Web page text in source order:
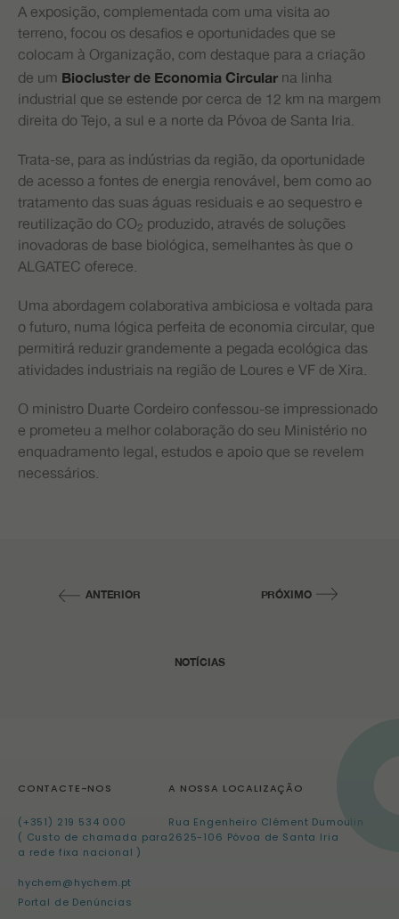
A exposição, complementada com uma visita ao
terreno, focou os desafios e oportunidades que se
colocam à Organização, com destaque para a criação
de um Biocluster de Economia Circular na linha
industrial que se estende por cerca de 12 km na margem
direita do Tejo, a sul e a norte da Póvoa de Santa Iria.
Trata-se, para as indústrias da região, da oportunidade
de acesso a fontes de energia renovável, bem como ao
tratamento das suas águas residuais e ao sequestro e
reutilização do CO2 produzido, através de soluções
inovadoras de base biológica, semelhantes às que o
ALGATEC oferece.
Uma abordagem colaborativa ambiciosa e voltada para
o futuro, numa lógica perfeita de economia circular, que
permitirá reduzir grandemente a pegada ecológica das
atividades industriais na região de Loures e VF de Xira.
O ministro Duarte Cordeiro confessou-se impressionado
e prometeu a melhor colaboração do seu Ministério no
enquadramento legal, estudos e apoio que se revelem
necessários.
ANTERIOR
NOTÍCIAS
PRÓXIMO
CONTACTE-NOS
(+351) 219 534 000
( Custo de chamada para
a rede fixa nacional )
hychem@hychem.pt
Portal de Denúncias
A NOSSA LOCALIZAÇÃO
Rua Engenheiro Clément Dumoulin
2625-106 Póvoa de Santa Iria